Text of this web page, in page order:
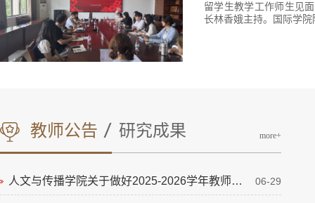
留学生教学工作师生见
长林香娥主持。国际学
教师公告 研究成果
人文与传播学院关于做好2025-2026学年教师教学... 06-29
more+
荆亚平："“不轨之思”与文体越界 ——论史铁... 11-01